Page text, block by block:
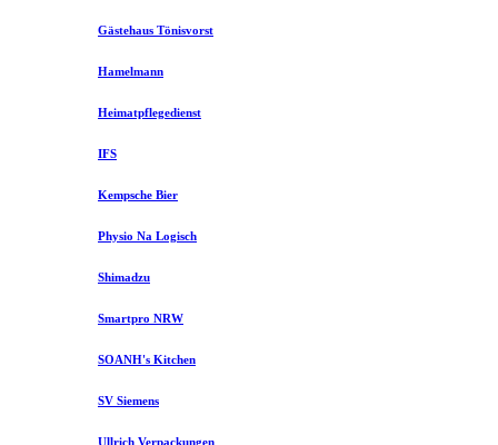
Gästehaus Tönisvorst
Hamelmann
Heimatpflegedienst
IFS
Kempsche Bier
Physio Na Logisch
Shimadzu
Smartpro NRW
SOANH's Kitchen
SV Siemens
Ullrich Verpackungen